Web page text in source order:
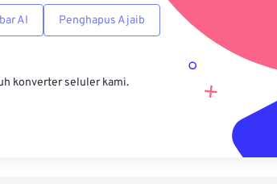
AI Penghapus Ajaib
konverter seluler kami.